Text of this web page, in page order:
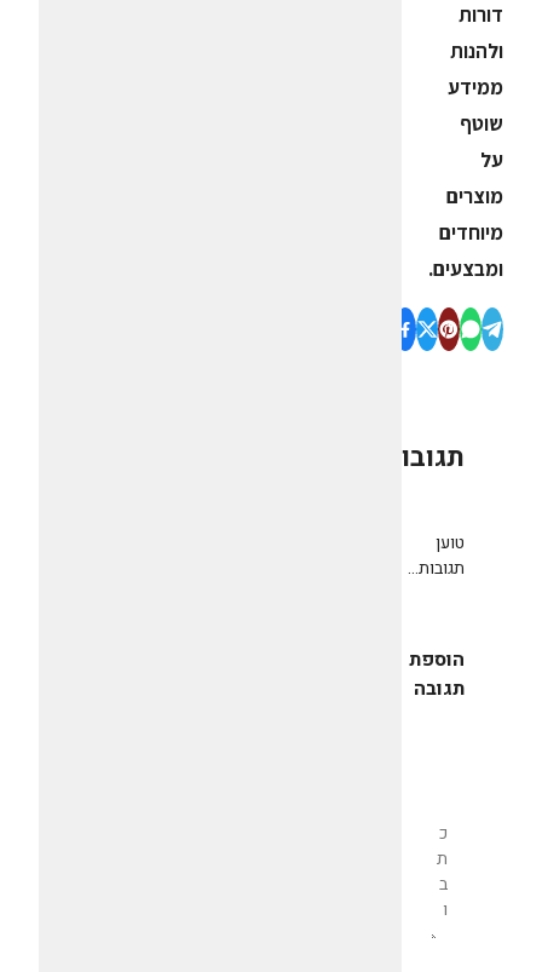
דורות
ולהנות
ממידע
שוטף
על
מוצרים
מיוחדים
ומבצעים.
תגובות
טוען
תגובות...
הוספת
תגובה